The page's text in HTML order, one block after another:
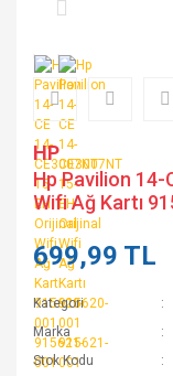
HP
Hp Pavilion 14-
Wifi Ağ Kartı
699,99 TL
Kategori
Marka
Stok Kodu